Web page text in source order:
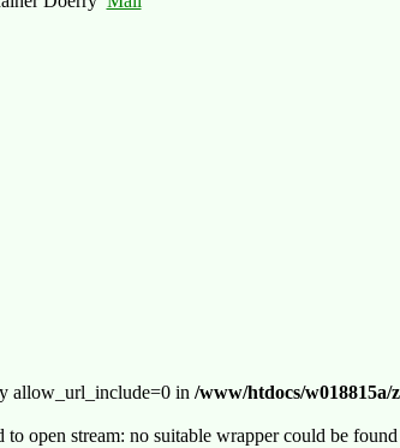
allow_url_include=0 in /www/htdocs/
open stream: no suitable wrapper could be